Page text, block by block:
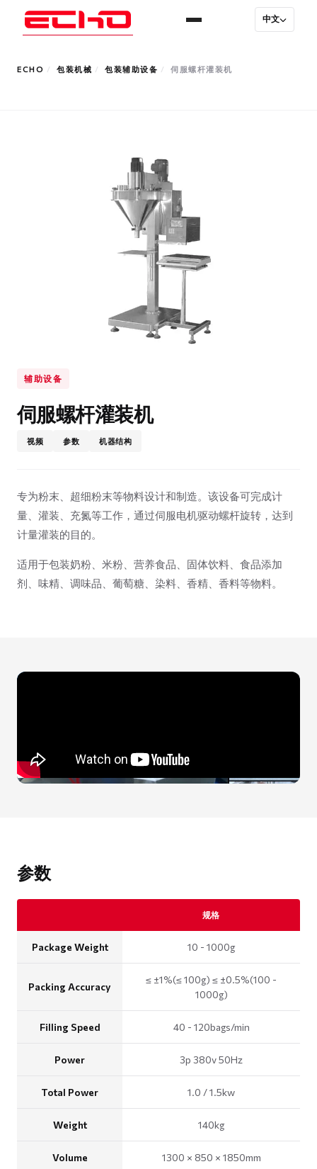
中文
ECHO / 包装机械 / 包装辅助设备 / 伺服螺杆灌装机
辅助设备
伺服螺杆灌装机
视频 参数 机器结构
专为粉末、超细粉末等物料设计和制造。该设备可完成计
量、灌装、充氮等工作，通过伺服电机驱动螺杆旋转，达到
计量灌装的目的。
适用于包装奶粉、米粉、营养食品、固体饮料、食品添加
剂、味精、调味品、葡萄糖、染料、香精、香料等物料。
参数
规格
Package Weight 10 - 1000g
Packing Accuracy
≤ ±1%(≤ 100g) ≤ ±0.5%(100 -
1000g)
Filling Speed 40 - 120bags/min
Power 3p 380v 50Hz
Total Power 1.0 / 1.5kw
Weight 140kg
Volume 1300 × 850 × 1850mm